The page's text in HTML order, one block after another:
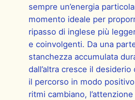
sempre un’energia
momento ideale per
ripasso di inglese più
e coinvolgenti. Da una
stanchezza accumulata
dall’altra cresce il
il percorso in modo
ritmi cambiano,